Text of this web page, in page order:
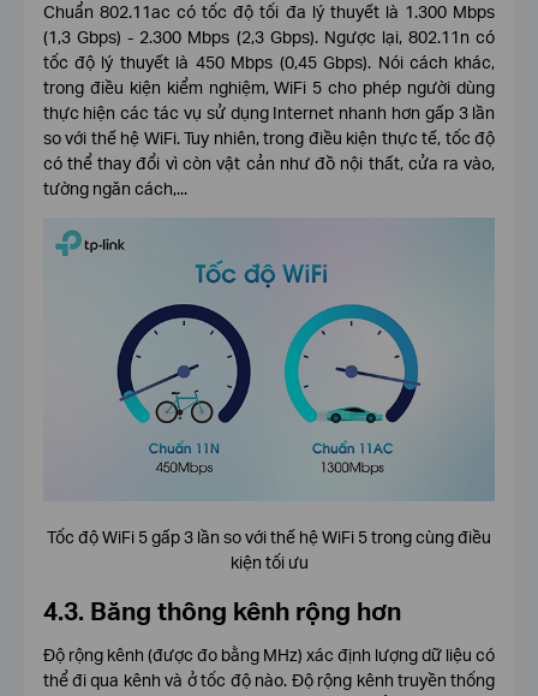
Chuẩn 802.11ac có tốc độ tối đa lý thuyết là 1.300 Mbps
(1,3 Gbps) - 2.300 Mbps (2,3 Gbps). Ngược lại, 802.11n có
tốc độ lý thuyết là 450 Mbps (0,45 Gbps). Nói cách khác,
trong điều kiện kiểm nghiệm, WiFi 5 cho phép người dùng
thực hiện các tác vụ sử dụng Internet nhanh hơn gấp 3 lần
so với thế hệ WiFi. Tuy nhiên, trong điều kiện thực tế, tốc độ
có thể thay đổi vì còn vật cản như đồ nội thất, cửa ra vào,
tường ngăn cách,...
Tốc độ WiFi 5 gấp 3 lần so với thế hệ WiFi 5 trong cùng điều
kiện tối ưu
4.3. Băng thông kênh rộng hơn
Độ rộng kênh (được đo bằng MHz) xác định lượng dữ liệu có
thể đi qua kênh và ở tốc độ nào. Độ rộng kênh truyền thống